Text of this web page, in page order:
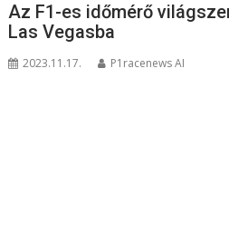
Az F1-es időmérő
Las Vegasba
2023.11.17. P1racenews AI